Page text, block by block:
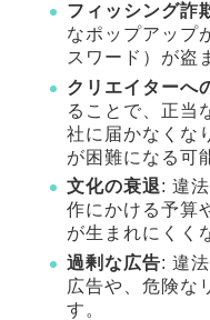
フィッシング詐
なポップアップ
スワード）が盗
クリエイターへ
ることで、正当
社に届かなくな
が困難になる可
文化の衰退: 違
作にかける予算
が生まれにくく
過剰な広告: 違
広告や、危険な
す。